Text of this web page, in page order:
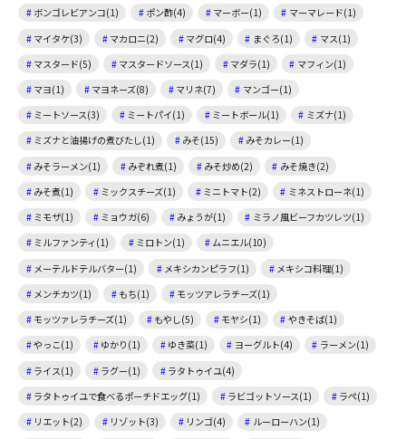
ボンゴレビアンコ(1)
ポン酢(4) マーボー(1)
マーマレード(1)
マイタケ(3)
マカロニ(2) マグロ(4) まぐろ(1)
マス(1)
マスタード(5)
マスタードソース(1) マダラ(1)
マフィン(1)
マヨ(1)
マヨネーズ(8) マリネ(7)
マンゴー(1)
ミートソース(3)
ミートパイ(1) ミートボール(1)
ミズナ(1)
ミズナと油揚げの煮びたし(1)
みそ(15)
みそカレー(1)
みそラーメン(1)
みぞれ煮(1) みそ炒め(2)
みそ焼き(2)
みそ煮(1)
ミックスチーズ(1) ミニトマト(2)
ミネストローネ(1)
ミモザ(1)
ミョウガ(6) みょうが(1)
ミラノ風ビーフカツレツ(1)
ミルファンティ(1)
ミロトン(1)
ムニエル(10)
メーテルドテルバター(1)
メキシカンピラフ(1)
メキシコ料理(1)
メンチカツ(1)
もち(1)
モッツアレラチーズ(1)
モッツァレラチーズ(1)
もやし(5) モヤシ(1)
やきそば(1)
やっこ(1)
ゆかり(1) ゆき菜(1) ヨーグルト(4)
ラーメン(1)
ライス(1)
ラグー(1)
ラタトゥイユ(4)
ラタトゥイユで食べるポーチドエッグ(1)
ラビゴットソース(1)
ラペ(1)
リエット(2)
リゾット(3) リンゴ(4)
ルーローハン(1)